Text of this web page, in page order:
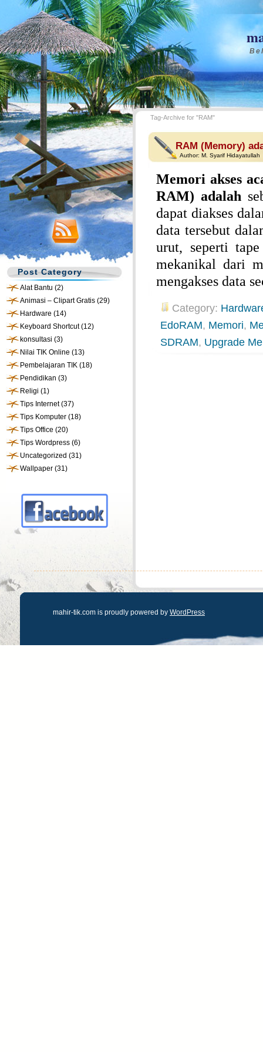
Post Category
Alat Bantu (2)
Animasi – Clipart Gratis (29)
Hardware (14)
Keyboard Shortcut(12)
konsultasi (3)
Nilai TIK Online (13)
Pembelajaran TIK (18)
Pendidikan (3)
Religi (1)
Tips Internet(37)
Tips Komputer (18)
Tips Office (20)
Tips Wordpress (6)
Uncategorized (31)
Wallpaper (31)
Tag-Archive for "RAM"
RAM (Memory)
Author: M. Syarif Hidayatullah
Memori akses
RAM) adalah
dapat diakses
data tersebut
urut, seperti
mekanikal dari
mengakses data
Category:
EdoRAM, Memori,
SDRAM, Upgrade
mahir-tik.com is proudly powered by WordPress